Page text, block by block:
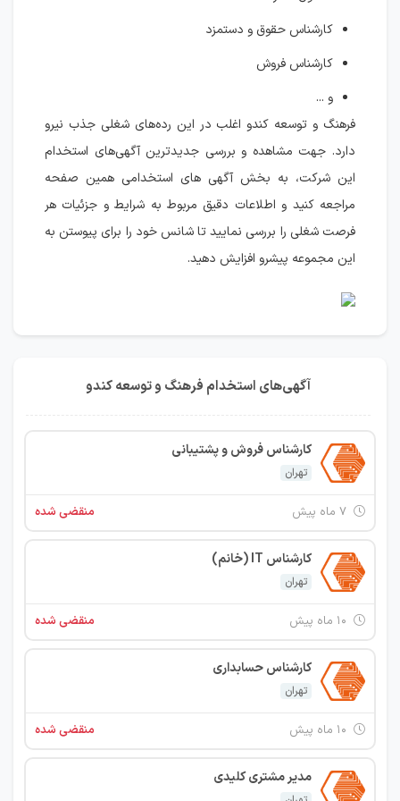
کارشناس حقوق و دستمزد
کارشناس فروش
و ...
فرهنگ و توسعه کندو اغلب در این رده‌های شغلی جذب نیرو
دارد. جهت مشاهده و بررسی جدیدترین آگهی‌های استخدام
این شرکت، به بخش آگهی های استخدامی همین صفحه
مراجعه کنید و اطلاعات دقیق مربوط به شرایط و جزئیات هر
فرصت شغلی را بررسی نمایید تا شانس خود را برای پیوستن به
این مجموعه پیشرو افزایش دهید.
آگهی‌های استخدام فرهنگ و توسعه کندو
کارشناس فروش و پشتیبانی
تهران
منقضی شده
کارشناس IT (خانم)
تهران
منقضی شده
کارشناس حسابداری
تهران
منقضی شده
مدیر مشتری کلیدی